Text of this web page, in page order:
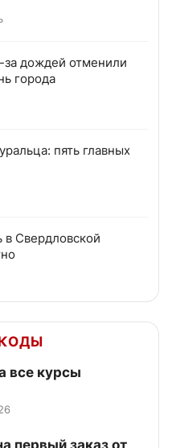
за дождей отменили
города
пять главных
в Свердловской
все курсы